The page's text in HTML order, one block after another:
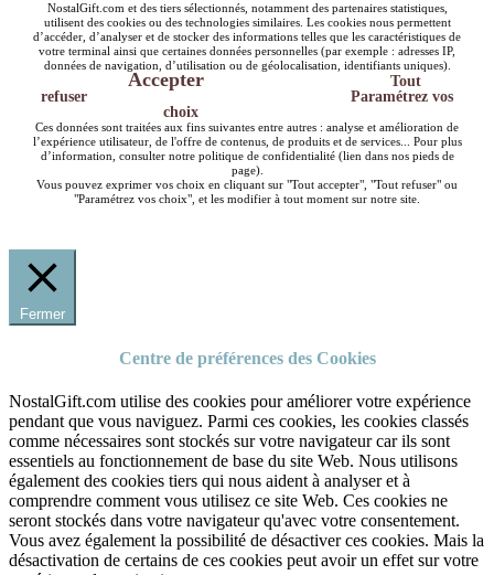
NostalGift.com et des tiers sélectionnés, notamment des partenaires statistiques,
utilisent des cookies ou des technologies similaires. Les cookies nous permettent
d’accéder, d’analyser et de stocker des informations telles que les caractéristiques de
votre terminal ainsi que certaines données personnelles (par exemple : adresses IP,
données de navigation, d’utilisation ou de géolocalisation, identifiants uniques).
Accepter
Tout
refuser
Paramétrez vos
choix
Ces données sont traitées aux fins suivantes entre autres : analyse et amélioration de
l’expérience utilisateur, de l'offre de contenus, de produits et de services... Pour plus
d’information, consulter notre politique de confidentialité (lien dans nos pieds de
page).
Vous pouvez exprimer vos choix en cliquant sur "Tout accepter", "Tout refuser" ou
"Paramétrez vos choix", et les modifier à tout moment sur notre site.
Fermer
Centre de préférences des Cookies
NostalGift.com utilise des cookies pour améliorer votre expérience
pendant que vous naviguez. Parmi ces cookies, les cookies classés
comme nécessaires sont stockés sur votre navigateur car ils sont
essentiels au fonctionnement de base du site Web. Nous utilisons
également des cookies tiers qui nous aident à analyser et à
comprendre comment vous utilisez ce site Web. Ces cookies ne
seront stockés dans votre navigateur qu'avec votre consentement.
Vous avez également la possibilité de désactiver ces cookies. Mais la
désactivation de certains de ces cookies peut avoir un effet sur votre